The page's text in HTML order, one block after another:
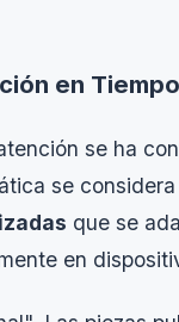
en
se ha
se
que se
en